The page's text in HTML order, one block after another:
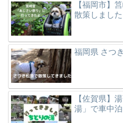
【福岡市】
散策しました
福岡県 さつ
【佐賀県】
湯」で車中泊